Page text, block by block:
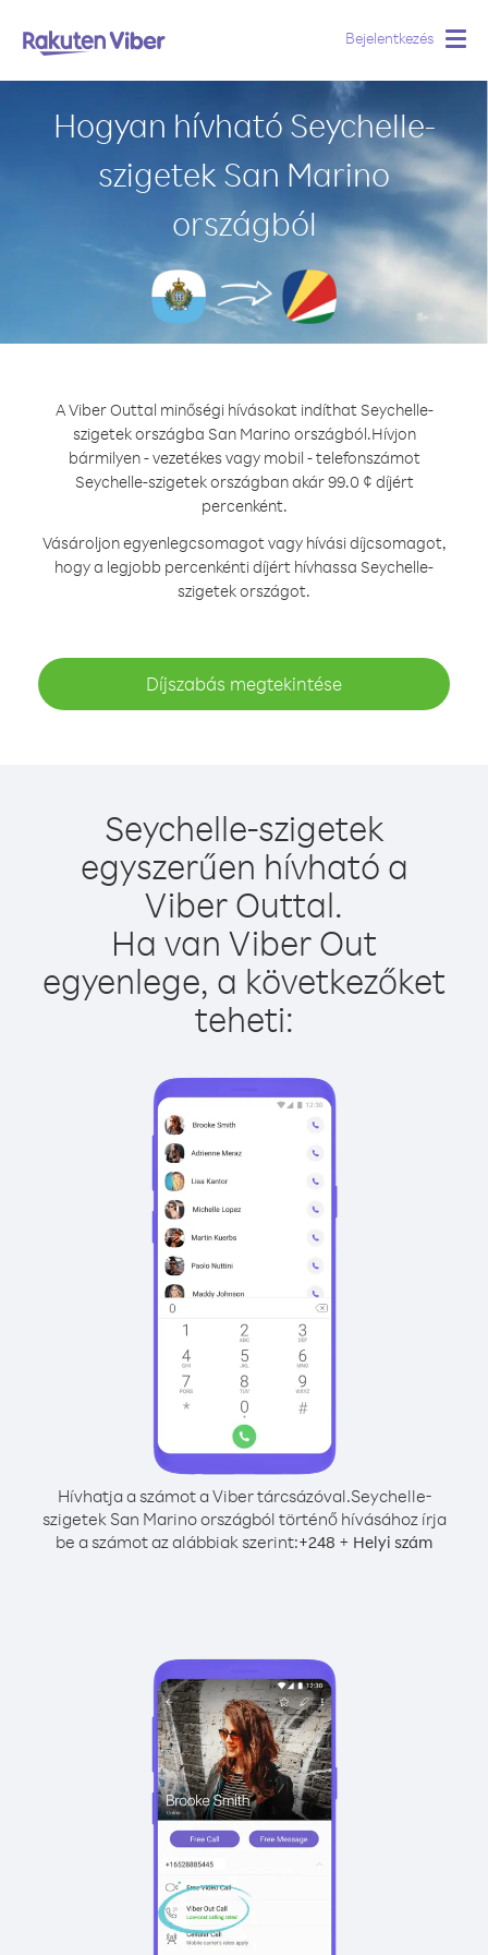
Bejelentkezés
Hogyan hívható Seychelle-
szigetek San Marino
országból
A Viber Outtal minőségi hívásokat indíthat Seychelle-
szigetek országba San Marino országból.Hívjon
bármilyen - vezetékes vagy mobil - telefonszámot
Seychelle-szigetek országban akár 99.0 ¢ díjért
percenként.
Vásároljon egyenlegcsomagot vagy hívási díjcsomagot,
hogy a legjobb percenkénti díjért hívhassa Seychelle-
szigetek országot.
Díjszabás megtekintése
Seychelle-szigetek
egyszerűen hívható a
Viber Outtal.
Ha van Viber Out
egyenlege, a következőket
teheti:
Hívhatja a számot a Viber tárcsázóval.Seychelle-
szigetek San Marino országból történő hívásához írja
be a számot az alábbiak szerint:+248 + Helyi szám